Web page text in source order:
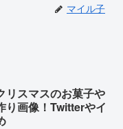
マイル子
リスマスのお菓子や
り画像！Twitterやイ